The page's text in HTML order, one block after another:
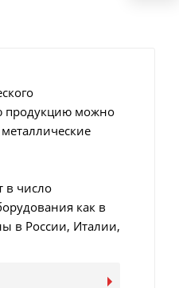
продукцию можно
в число
как в
в России, Италии,